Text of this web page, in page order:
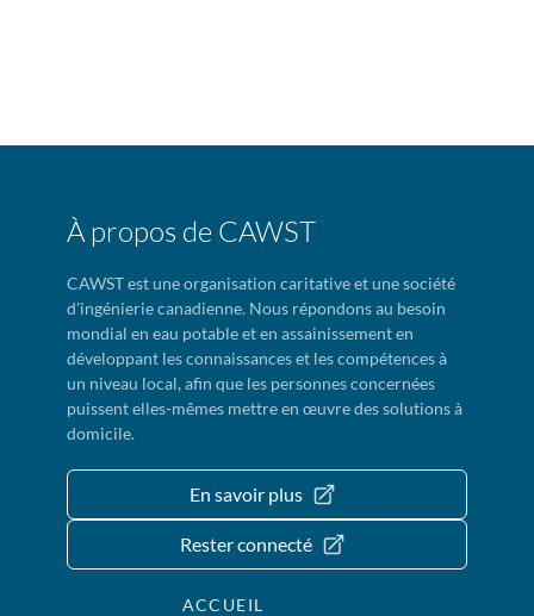
À propos de CAWST
CAWST est une organisation caritative et une société
d'ingénierie canadienne. Nous répondons au besoin
mondial en eau potable et en assainissement en
développant les connaissances et les compétences à
un niveau local, afin que les personnes concernées
puissent elles-mêmes mettre en œuvre des solutions à
domicile.
En savoir plus
Rester connecté
ACCUEIL